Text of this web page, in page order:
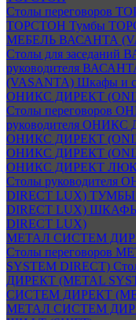
Столы переговоров
ТОРСТОН Тумбы
МЕБЕЛЬ ВАСАНТА
Столы для
руководителя
(VASANTA) Шкафы и
ОНИКС ДИРЕКТ
Столы переговоров
руководителя
ОНИКС ДИРЕКТ
ОНИКС ДИРЕКТ
ОНИКС ДИРЕКТ
Столы
DIRECT LUX) ТУМБЫ
DIRECT LUX) ШКАФЫ
DIRECT LUX)
МЕТАЛ СИСТЕМ
Столы переговоров
SYSTEM DIRECT)
ДИРЕКТ (METAL
СИСТЕМ ДИРЕКТ
МЕТАЛ СИСТЕМ